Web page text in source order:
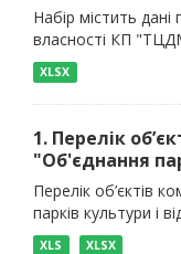
Набір містить дані
власності КП
XLSX
1. Перелік
"Об'єднання
Перелік об’єктів
парків культури і
XLS XLSX